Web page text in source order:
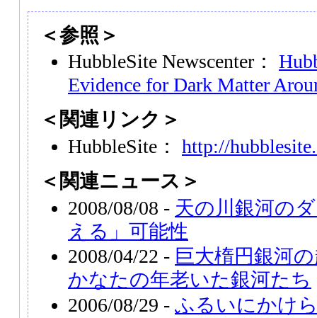
＜参照＞
HubbleSite Newscenter：
Evidence for Dark Matter
＜関連リンク＞
HubbleSite： http://
＜関連ニュース＞
2008/08/08 - 天の川銀河の
える」可能性
2008/04/22 - 巨大楕円銀河
かなたの年老いた銀河たち
2006/08/29 - ふるいにかけ